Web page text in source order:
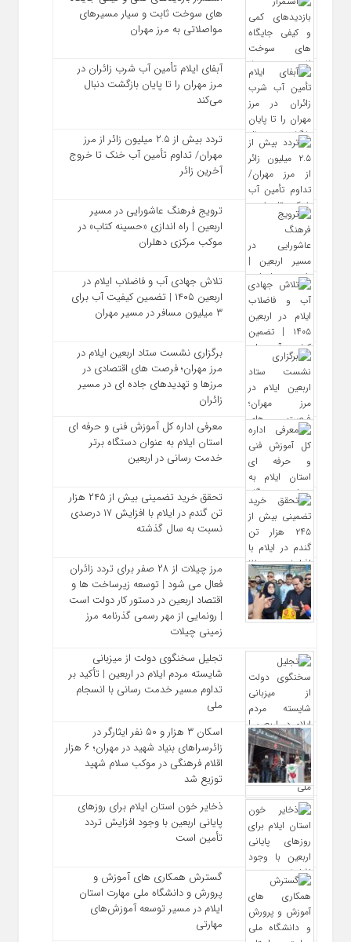
های سوخت ثابت و سیار مسیرهای
مواصلاتی به مرز مهران
آبفای ایلام تأمین آب شرب زائران در
مرز مهران را تا پایان بازگشت دنبال
می‌کند
تردد بیش از ۲.۵ میلیون زائر از مرز
مهران/ تداوم تأمین آب خنک تا خروج
آخرین زائر
ترویج فرهنگ عاشورایی در مسیر
اربعین | راه‌ اندازی «حسینه کتاب» در
موکب مرکزی دهلران
تلاش جهادی آب و فاضلاب ایلام در
اربعین ۱۴۰۵ | تضمین کیفیت آب برای
۳ میلیون مسافر در مسیر مهران
برگزاری نشست ستاد اربعین ایلام در
مرز مهران؛ فرصت‌ های اقتصادی در
مرزها و تهدیدهای جاده‌ ای در مسیر
زائران
معرفی اداره کل آموزش فنی و حرفه‌ ای
استان ایلام به‌ عنوان دستگاه برتر
خدمت‌ رسانی در اربعین
تحقق خرید تضمینی بیش از ۲۴۵ هزار
تن گندم در ایلام با افزایش ۱۷ درصدی
نسبت به سال گذشته
مرز چیلات از ۲۸ صفر برای تردد زائران
فعال می‌ شود | توسعه زیرساخت‌ ها و
اقتصاد اربعین در دستور کار دولت است
| رونمایی از مهر رسمی گذرنامه مرز
زمینی چیلات
تجلیل سخنگوی دولت از میزبانی
شایسته مردم ایلام در اربعین | تأکید بر
تداوم مسیر خدمت‌ رسانی با انسجام
ملی
اسکان ۳ هزار و ۵۰ نفر ایثارگر در
زائرسراهای بنیاد شهید در مهران؛ ۶ هزار
اقلام فرهنگی در موکب سلام شهید
توزیع شد
ذخایر خون استان ایلام برای روزهای
پایانی اربعین با وجود افزایش تردد
تأمین است
گسترش همکاری‌ های آموزش و
پرورش و دانشگاه ملی مهارت استان
ایلام در مسیر توسعه آموزش‌های
مهارتی